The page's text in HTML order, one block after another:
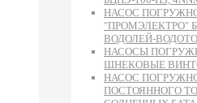
НАСОС
"ПРОМЭЛЕКТРО"
ВОДОЛЕЙ-
НАСОСЫ
ШНЕКОВЫЕ
НАСОС
ПОСТОЯННОГО